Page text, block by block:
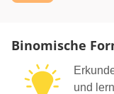
Binomische
und